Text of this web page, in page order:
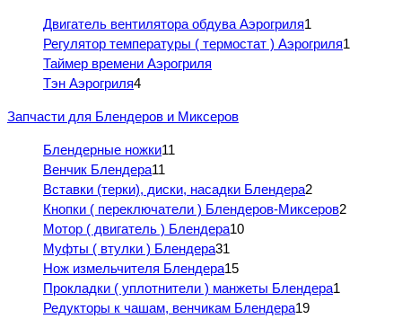
Двигатель вентилятора обдува Аэрогриля1
Регулятор температуры ( термостат ) Аэрогриля1
Таймер времени Аэрогриля
Тэн Аэрогриля4
Запчасти для Блендеров и Миксеров
Блендерные ножки11
Венчик Блендера11
Вставки (терки), диски, насадки Блендера2
Кнопки ( переключатели ) Блендеров-Миксеров2
Мотор ( двигатель ) Блендера10
Муфты ( втулки ) Блендера31
Нож измельчителя Блендера15
Прокладки ( уплотнители ) манжеты Блендера1
Редукторы к чашам, венчикам Блендера19